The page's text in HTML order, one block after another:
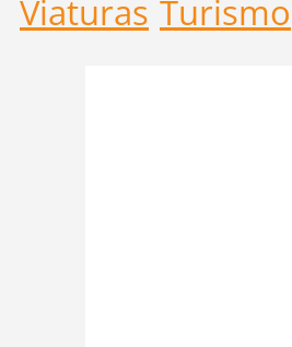
Viaturas Turismo